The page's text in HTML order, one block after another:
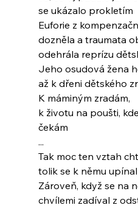
se ukázalo prokletím
Euforie z
dozněla a traumata
odehrála reprízu
Jeho osudová žena
až k dřeni dětského
K máminým zradám,
k životu na poušti,
čekám
...
Tak moc ten vztah
tolik se k němu upínal
Zároveň, když se na
chvílemi zadíval z